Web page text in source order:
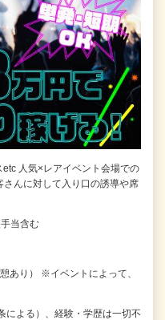
人気×レアイベント会場での
んに対して入り口の誘導や席
当含む
あり） ※イベントによって、
による）、経験・学歴は一切不